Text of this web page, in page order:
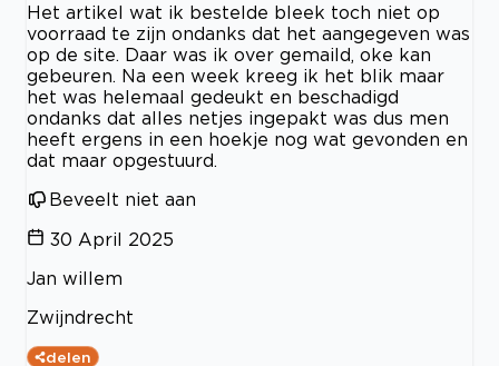
Het artikel wat ik bestelde bleek toch niet op
voorraad te zijn ondanks dat het aangegeven was
op de site. Daar was ik over gemaild, oke kan
gebeuren. Na een week kreeg ik het blik maar
het was helemaal gedeukt en beschadigd
ondanks dat alles netjes ingepakt was dus men
heeft ergens in een hoekje nog wat gevonden en
dat maar opgestuurd.
Beveelt niet aan
30 April 2025
Jan willem
Zwijndrecht
delen